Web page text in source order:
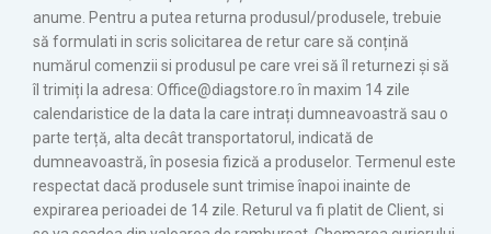
anume. Pentru a putea returna produsul/produsele, trebuie
să formulati in scris solicitarea de retur care să conțină
numărul comenzii si produsul pe care vrei să îl returnezi și să
îl trimiți la adresa: Office@diagstore.ro în maxim 14 zile
calendaristice de la data la care intrați dumneavoastră sau o
parte terță, alta decât transportatorul, indicată de
dumneavoastră, în posesia fizică a produselor. Termenul este
respectat dacă produsele sunt trimise înapoi inainte de
expirarea perioadei de 14 zile. Returul va fi platit de Client, si